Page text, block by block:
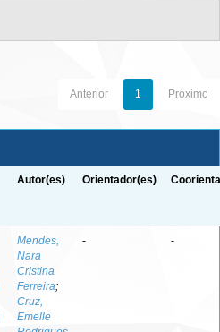
Anterior 1 Próximo
Autor(es) Orientador(es)
Mendes,
Nara
Cristina
Ferreira;
Cruz,
Emelle
- -